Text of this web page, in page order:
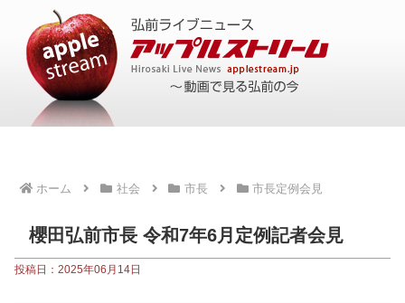
ホーム 社会 市長 市長定例会見
櫻田弘前市長 令和7年6月定例記者会見
投稿日：2025年06月14日